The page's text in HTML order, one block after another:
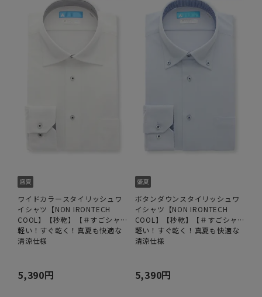
ワイドカラースタイリッシュワ
イシャツ【NON IRONTECH
COOL】【秒乾】【＃すごシャ
ツ】
軽い！すぐ乾く！真夏も快適な
清涼仕様
5,390円
ボタンダウンスタイリッシュワ
イシャツ【NON IRONTECH
COOL】【秒乾】【＃すごシャ
ツ】
軽い！すぐ乾く！真夏も快適な
清涼仕様
5,390円